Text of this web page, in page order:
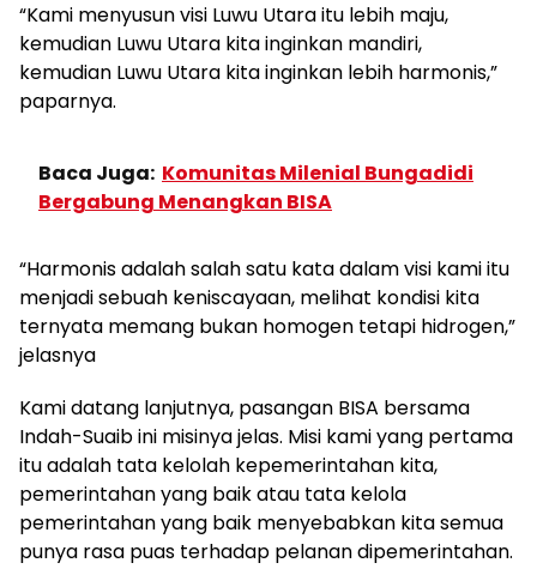
“Kami menyusun visi Luwu Utara itu lebih maju,
kemudian Luwu Utara kita inginkan mandiri,
kemudian Luwu Utara kita inginkan lebih harmonis,”
paparnya.
Baca Juga: Komunitas Milenial Bungadidi
Bergabung Menangkan BISA
“Harmonis adalah salah satu kata dalam visi kami itu
menjadi sebuah keniscayaan, melihat kondisi kita
ternyata memang bukan homogen tetapi hidrogen,”
jelasnya
Kami datang lanjutnya, pasangan BISA bersama
Indah-Suaib ini misinya jelas. Misi kami yang pertama
itu adalah tata kelolah kepemerintahan kita,
pemerintahan yang baik atau tata kelola
pemerintahan yang baik menyebabkan kita semua
punya rasa puas terhadap pelanan dipemerintahan.